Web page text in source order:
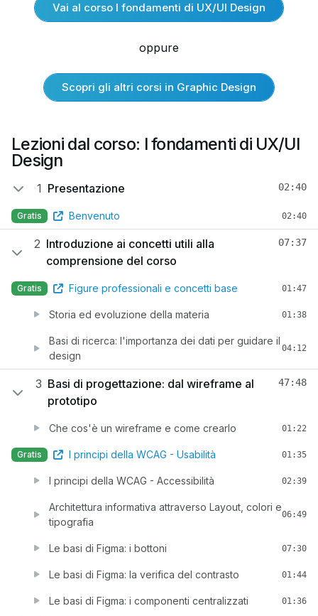
Vai al corso I fondamenti di UX/UI Design
oppure
Scopri gli altri corsi in Graphic Design
Lezioni dal corso: I fondamenti di UX/UI
Design
1 Presentazione 02:40
Gratis Benvenuto 02:40
2 Introduzione ai concetti utili alla
comprensione del corso
07:37
Gratis Figure professionali e concetti base 01:47
Storia ed evoluzione della materia 01:38
Basi di ricerca: l'importanza dei dati per guidare il
design
04:12
3 Basi di progettazione: dal wireframe al
prototipo
47:48
Che cos'è un wireframe e come crearlo 01:22
Gratis I principi della WCAG - Usabilità 01:35
I principi della WCAG - Accessibilità 02:39
Architettura informativa attraverso Layout, colori e
tipografia
06:49
Le basi di Figma: i bottoni 07:30
Le basi di Figma: la verifica del contrasto 01:44
Le basi di Figma: i componenti centralizzati 01:36